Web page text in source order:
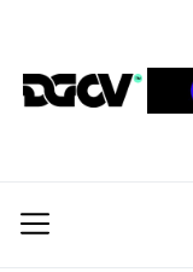
the
content